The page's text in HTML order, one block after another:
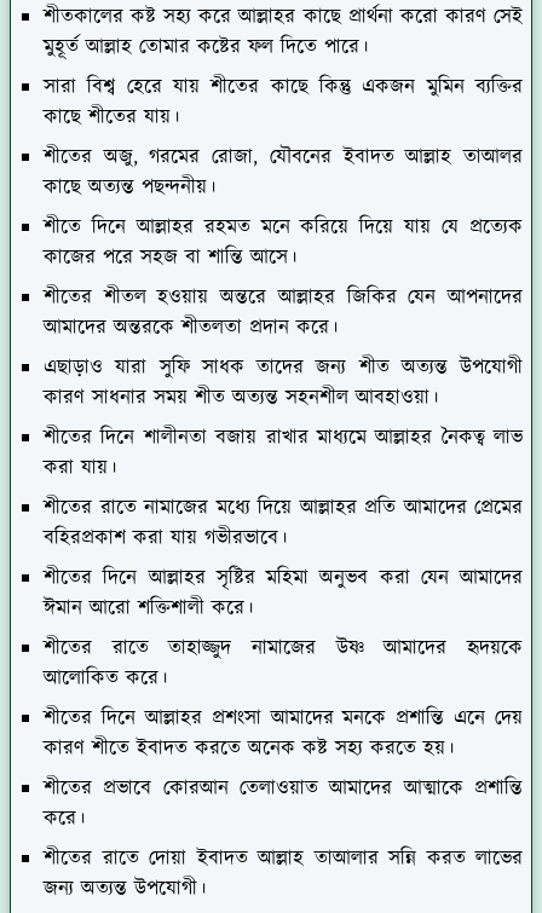
শীতকালের কষ্ট সহ্য করে আল্লাহর কাছে প্রার্থনা করো কারণ সেই
মুহূর্ত আল্লাহ তোমার কষ্টের ফল দিতে পারে।
সারা বিশ্ব হেরে যায় শীতের কাছে কিন্তু একজন মুমিন ব্যক্তির
কাছে শীতের যায়।
শীতের অজু, গরমের রোজা, যৌবনের ইবাদত আল্লাহ তাআলর
কাছে অত্যন্ত পছন্দনীয়।
শীতে দিনে আল্লাহর রহমত মনে করিয়ে দিয়ে যায় যে প্রত্যেক
কাজের পরে সহজ বা শান্তি আসে।
শীতের শীতল হওয়ায় অন্তরে আল্লাহর জিকির যেন আপনাদের
আমাদের অন্তরকে শীতলতা প্রদান করে।
এছাড়াও যারা সুফি সাধক তাদের জন্য শীত অত্যন্ত উপযোগী
কারণ সাধনার সময় শীত অত্যন্ত সহনশীল আবহাওয়া।
শীতের দিনে শালীনতা বজায় রাখার মাধ্যমে আল্লাহর নৈকত্ব লাভ
করা যায়।
শীতের রাতে নামাজের মধ্যে দিয়ে আল্লাহর প্রতি আমাদের প্রেমের
বহিরপ্রকাশ করা যায় গভীরভাবে।
শীতের দিনে আল্লাহর সৃষ্টির মহিমা অনুভব করা যেন আমাদের
ঈমান আরো শক্তিশালী করে।
শীতের রাতে তাহাজ্জুদ নামাজের উষ্ণ আমাদের হৃদয়কে
আলোকিত করে।
শীতের দিনে আল্লাহর প্রশংসা আমাদের মনকে প্রশান্তি এনে দেয়
কারণ শীতে ইবাদত করতে অনেক কষ্ট সহ্য করতে হয়।
শীতের প্রভাবে কোরআন তেলাওয়াত আমাদের আত্মাকে প্রশান্তি
করে।
শীতের রাতে দোয়া ইবাদত আল্লাহ তাআলার সন্নি করত লাভের
জন্য অত্যন্ত উপযোগী।